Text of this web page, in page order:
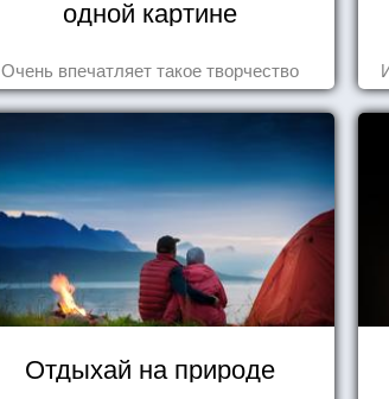
одной картине
Очень впечатляет такое творчество
Отдыхай на природе